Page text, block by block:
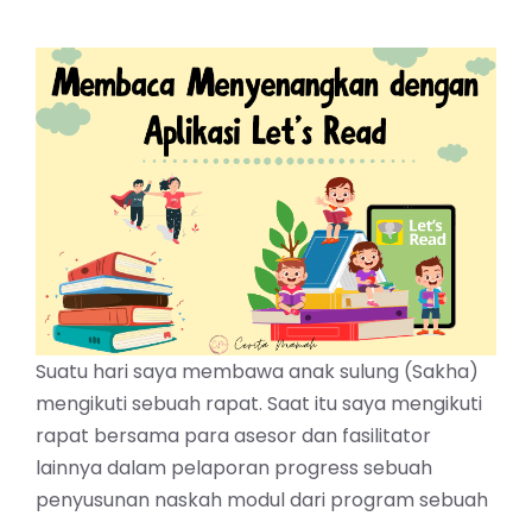
Suatu hari saya membawa anak sulung (Sakha)
mengikuti sebuah rapat. Saat itu saya mengikuti
rapat bersama para asesor dan fasilitator
lainnya dalam pelaporan progress sebuah
penyusunan naskah modul dari program sebuah